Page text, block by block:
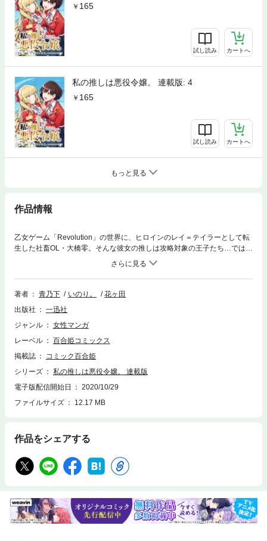
165
試し読み カートへ
私の推しは悪役令嬢。 連載版: 4
165
試し読み カートへ
もっと見る
作品情報
乙女ゲーム「Revolution」の世界に、ヒロインのレイ＝テイラーとして転
生した社畜OL・大橋零。そんな彼女の推しは攻略対象の王子たち…ではな
く、悪役令嬢・クレア＝フランソワだった！ 「小説家になろう」で大人
気のガールズノベルをコミカライズ！ 推し一筋、激動のラブコメ・ファ
ンタジー開幕！ ※本作は月刊コミック百合姫2020年8月号に掲載された
ものです。漫画内の告知等は過去のものとなりますので、ご注意くださ
著者 青乃下 いのり。
花ヶ田
出版社
一迅社
ジャンル
女性マンガ
レーベル
百合姫コミックス
掲載誌
コミック百合姫
シリーズ
私の推しは悪役令嬢。 連載版
電子版配信開始日
2020/10/29
ファイルサイズ
12.17 MB
作品をシェアする